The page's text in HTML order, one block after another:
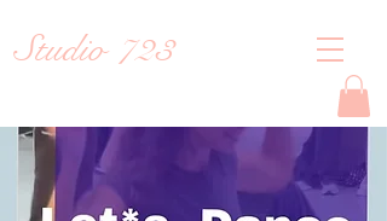
Studio 723